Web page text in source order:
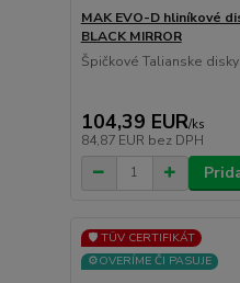
MAK EVO-D hliníkové
BLACK MIRROR
Špičkové Talianske
104,39 EUR/ks
84,87 EUR bez DPH
🛡️ TÜV CERTIFIKÁT
⚙️OVERÍME ČI PASUJE